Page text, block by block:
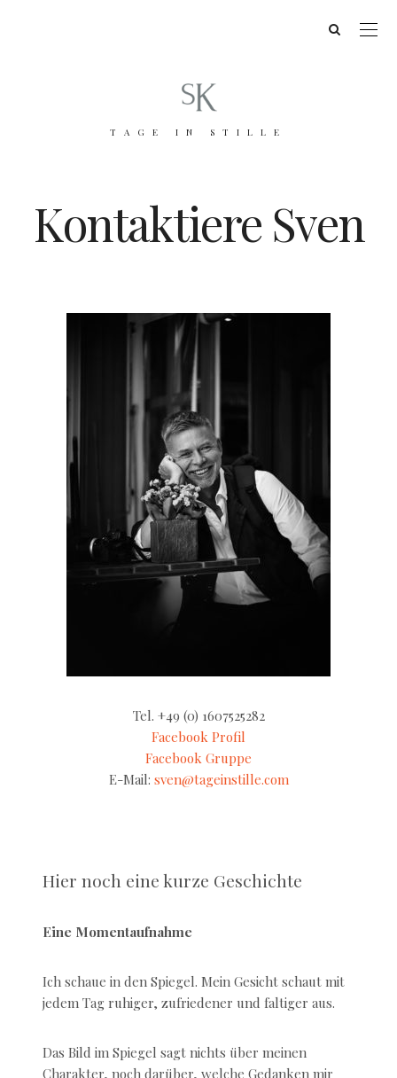
TAGE IN STILLE
Kontaktiere Sven
Tel. +49 (0) 1607525282
Facebook Profil
Facebook Gruppe
E-Mail: sven@tageinstille.com
Hier noch eine kurze Geschichte
Eine Momentaufnahme
Ich schaue in den Spiegel. Mein Gesicht schaut mit
jedem Tag ruhiger, zufriedener und faltiger aus.
Das Bild im Spiegel sagt nichts über meinen
Charakter, noch darüber, welche Gedanken mir